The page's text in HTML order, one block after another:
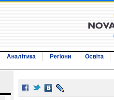
Аналітика Регіони
Освіта